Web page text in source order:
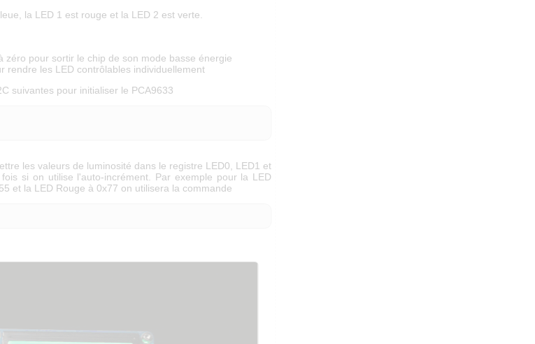
la LED 1 est rouge et la LED 2 est verte.
zéro pour sortir le chip de son mode basse énergie
rendre les LED contrôlables individuellement
suivantes pour initialiser le PCA9633
les valeurs de luminosité dans le registre LED0, LED1 et
si on utilise l'auto-incrément. Par exemple pour la LED
et la LED Rouge à 0x77 on utilisera la commande